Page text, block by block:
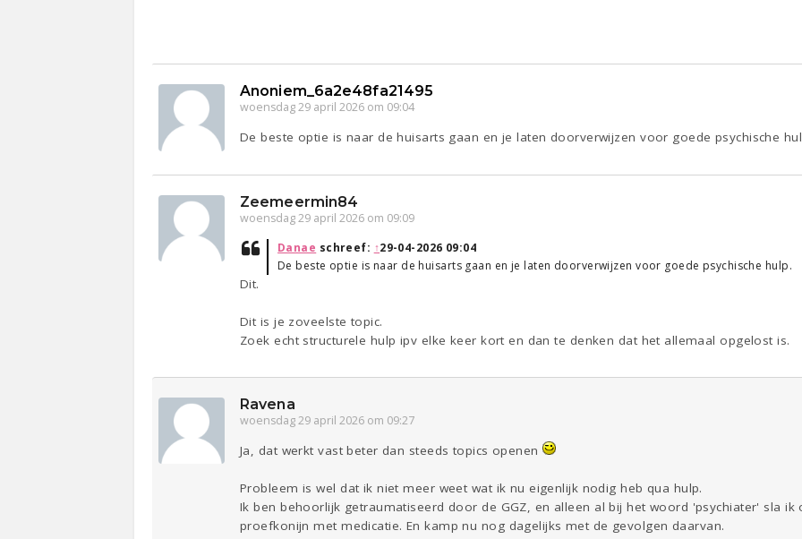
Anoniem_6a2e48fa21495
woensdag 29 april 2026 om 09:04
De beste optie is naar de huisarts gaan en je laten doorverwijzen voor goede psychische
Zeemeermin84
woensdag 29 april 2026 om 09:09
Danae schreef: ↑29-04-2026 09:04
De beste optie is naar de huisarts gaan en je laten doorverwijzen voor goede psychische hulp.
Dit.
Dit is je zoveelste topic.
Zoek echt structurele hulp ipv elke keer kort en dan te denken dat het allemaal opgelost is.
Ravena
woensdag 29 april 2026 om 09:27
Ja, dat werkt vast beter dan steeds topics openen
Probleem is wel dat ik niet meer weet wat ik nu eigenlijk nodig heb qua hulp.
Ik ben behoorlijk getraumatiseerd door de GGZ, en alleen al bij het woord 'psychiater' sla ik
proefkonijn met medicatie. En kamp nu nog dagelijks met de gevolgen daarvan.